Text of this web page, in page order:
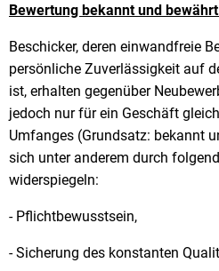
Bewertung bekannt und
Beschicker, deren einwandfreie
persönliche Zuverlässigkeit auf
ist, erhalten gegenüber
jedoch nur für ein Geschäft
Umfanges (Grundsatz: bekannt
sich unter anderem durch
widerspiegeln:
- Pflichtbewusstsein,
- Sicherung des konstanten